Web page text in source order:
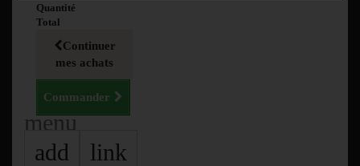
Quantité
Total
Continuer
mes achats
Commander
menu
add
link